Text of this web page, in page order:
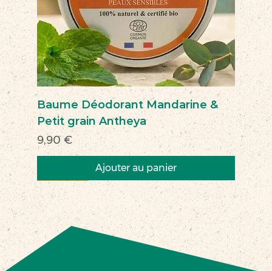
Baume Déodorant Mandarine &
Petit grain Antheya
Prix
9,90 €
Ajouter au panier
Nouveau
Nouveau
Nouveau
Nouveau
Nouveau
Nouveau
Nouveau
Nouveauté
Nouveau
Nouveau
Commerce équitable
Nouveau